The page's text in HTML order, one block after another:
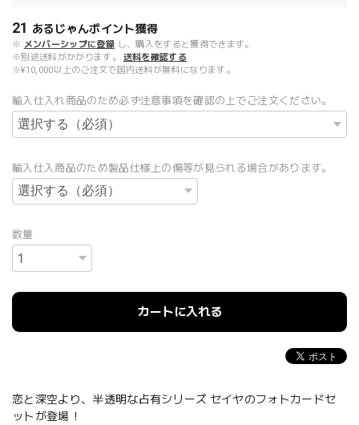
21 あるじゃんポイント獲得
※ メンバーシップに登録 し、購入をすると獲得できます。
※別途送料がかかります。
送料を確認する
※¥10,000以上のご注文で国内送料が無料になります。
輸入仕入れ商品のため必ず注意事項を確認の上でご注文ください。
輸入仕入商品のため製品仕様上の傷等が見られる場合があります。
数量
カートに入れる
恋と深空より、半透明な占有シリーズ セイヤのフォトカードセ
ットが登場！